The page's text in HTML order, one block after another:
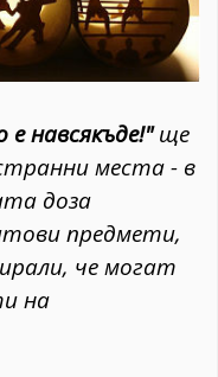
навсякъде!"ще
места - в
доза
предмети,
че могат
на